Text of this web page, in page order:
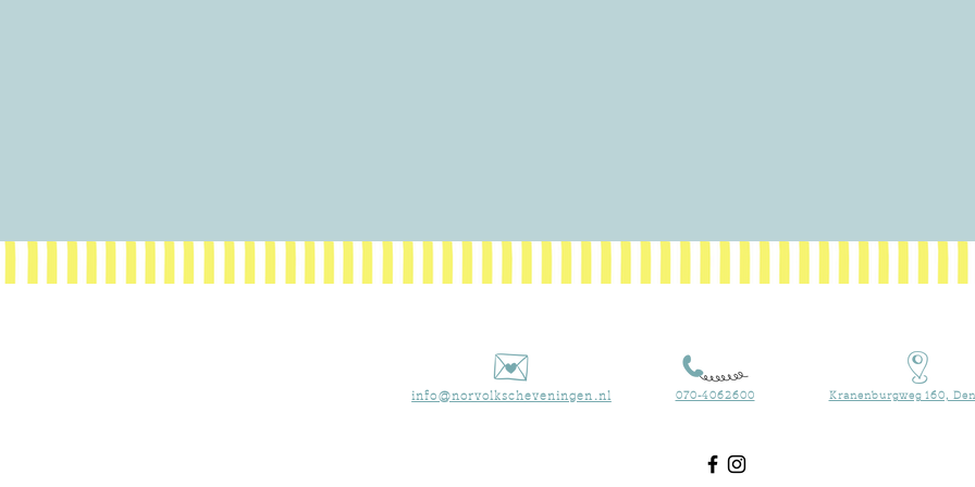
info@norvolkscheveningen.nl 070-4062600 Kranenburgweg 160,